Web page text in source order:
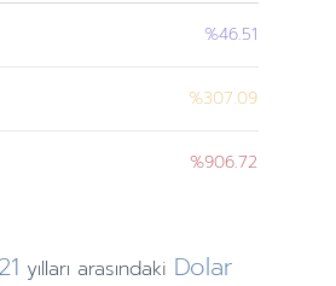
%46.51
%307.09
%906.72
yılları arasındaki Dolar